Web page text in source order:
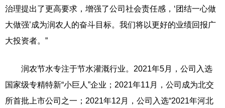
治理提出了更高要求，增强了公司社会责任感，‘团结一心做
大做强’成为润农人的奋斗目标。我们将以更好的业绩回报广
大投资者。”
润农节水专注于节水灌溉行业。2021年5月，公司入选
国家级专精特新“小巨人”企业；2021年11月，公司成为北交
所首批上市公司之一；2021年12月，公司入选“2021年河北